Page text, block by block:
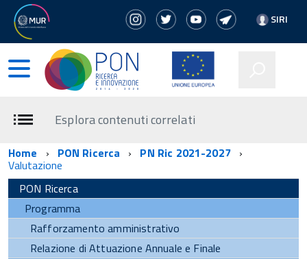
SIRI
Esplora contenuti correlati
Home PON Ricerca PN Ric 2021-2027
Valutazione
PON Ricerca
Programma
Rafforzamento amministrativo
Relazione di Attuazione Annuale e Finale